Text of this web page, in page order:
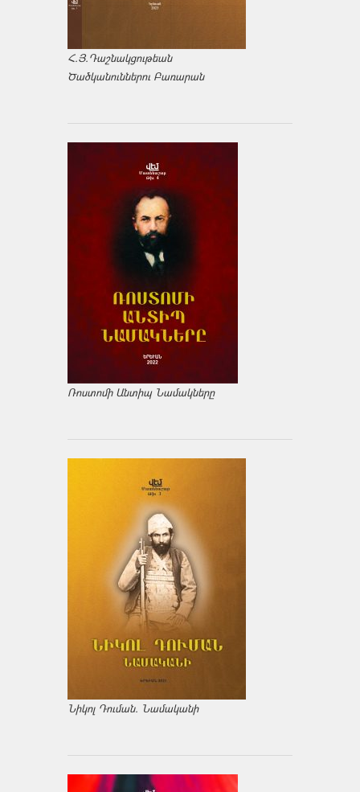
Հ.Յ.Դաշնակցութեան
Ծածկանուններու Բառարան
Ռոստոմի Անտիպ Նամակները
Նիկոլ Դուման. Նամականի